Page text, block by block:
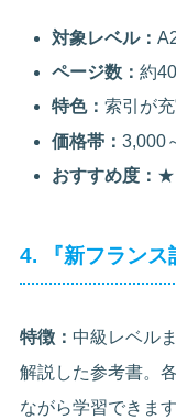
対象レベル：
ページ数：約
特色：索引が
価格帯：3,000
おすすめ度：
4. 『新フランス
特徴： 中級レベル
解説した参考書。
ながら学習できます